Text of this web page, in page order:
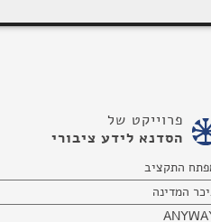
פרוייקט של
הסדנא לידע ציבורי
התקציב
המדינה